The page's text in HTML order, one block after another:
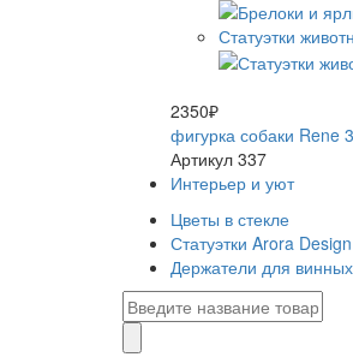
Статуэтки
2350₽
фигурка собаки Rene
Артикул 337
Интерьер и уют
Цветы в стекле
Статуэтки Arora Design
Держатели для